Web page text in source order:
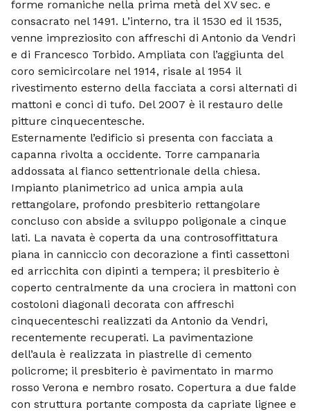
forme romaniche nella prima metà del XV sec. e
consacrato nel 1491. L’interno, tra il 1530 ed il 1535,
venne impreziosito con affreschi di Antonio da Vendri
e di Francesco Torbido. Ampliata con l’aggiunta del
coro semicircolare nel 1914, risale al 1954 il
rivestimento esterno della facciata a corsi alternati di
mattoni e conci di tufo. Del 2007 è il restauro delle
pitture cinquecentesche.
Esternamente l’edificio si presenta con facciata a
capanna rivolta a occidente. Torre campanaria
addossata al fianco settentrionale della chiesa.
Impianto planimetrico ad unica ampia aula
rettangolare, profondo presbiterio rettangolare
concluso con abside a sviluppo poligonale a cinque
lati. La navata è coperta da una controsoffittatura
piana in canniccio con decorazione a finti cassettoni
ed arricchita con dipinti a tempera; il presbiterio è
coperto centralmente da una crociera in mattoni con
costoloni diagonali decorata con affreschi
cinquecenteschi realizzati da Antonio da Vendri,
recentemente recuperati. La pavimentazione
dell’aula è realizzata in piastrelle di cemento
policrome; il presbiterio è pavimentato in marmo
rosso Verona e nembro rosato. Copertura a due falde
con struttura portante composta da capriate lignee e